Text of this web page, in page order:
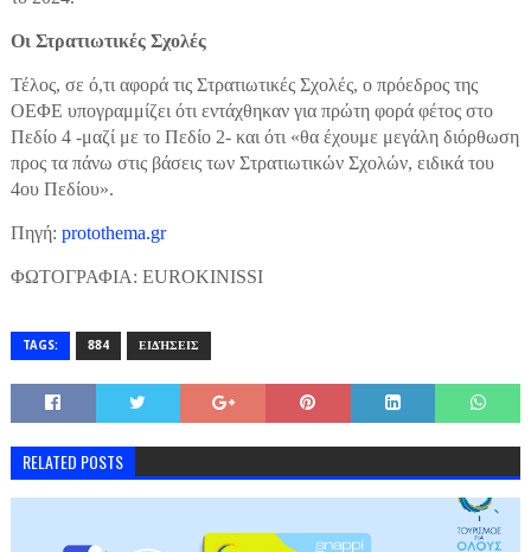
Οι Στρατιωτικές Σχολές
Τέλος, σε ό,τι αφορά τις Στρατιωτικές Σχολές, ο πρόεδρος της
ΟΕΦΕ υπογραμμίζει ότι εντάχθηκαν για πρώτη φορά φέτος στο
Πεδίο 4 -μαζί με το Πεδίο 2- και ότι «θα έχουμε μεγάλη διόρθωση
προς τα πάνω στις βάσεις των Στρατιωτικών Σχολών, ειδικά του
4ου Πεδίου».
Πηγή: protothema.gr
ΦΩΤΟΓΡΑΦΙΑ: EUROKINISSI
TAGS: 884 ΕΙΔΉΣΕΙΣ
RELATED POSTS